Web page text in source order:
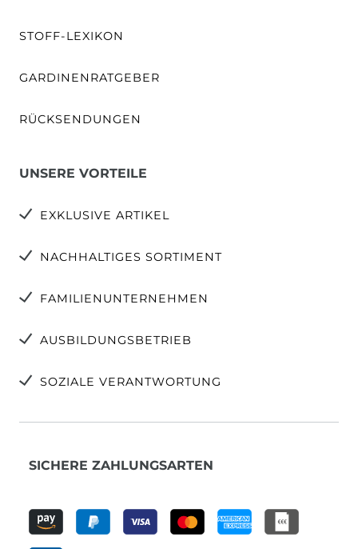
STOFF-LEXIKON
GARDINENRATGEBER
RÜCKSENDUNGEN
UNSERE VORTEILE
EXKLUSIVE ARTIKEL
NACHHALTIGES SORTIMENT
FAMILIENUNTERNEHMEN
AUSBILDUNGSBETRIEB
SOZIALE VERANTWORTUNG
SICHERE ZAHLUNGSARTEN